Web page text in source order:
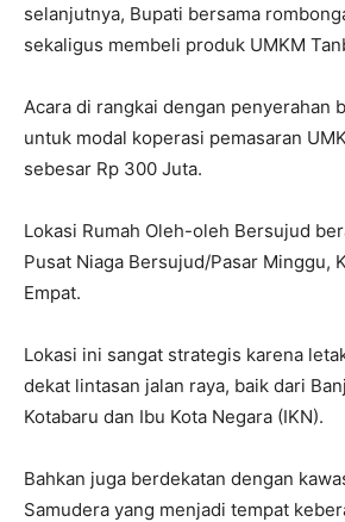
selanjutnya, Bupati bersama
sekaligus membeli produk UMKM
Acara di rangkai dengan penyerahan
untuk modal koperasi pemasaran
sebesar Rp 300 Juta.
Lokasi Rumah Oleh-oleh Bersujud
Pusat Niaga Bersujud/Pasar Minggu,
Empat.
Lokasi ini sangat strategis karena
dekat lintasan jalan raya, baik dari
Kotabaru dan Ibu Kota Negara (IKN).
Bahkan juga berdekatan dengan
Samudera yang menjadi tempat